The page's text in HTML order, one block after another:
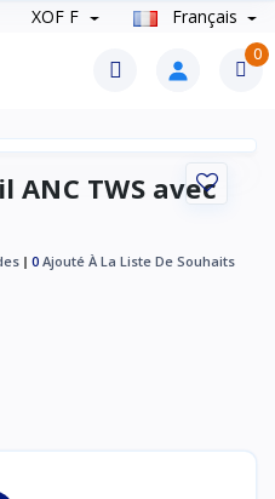
XOF F Français
0
ANC TWS avec
0 Ajouté À La Liste De Souhaits